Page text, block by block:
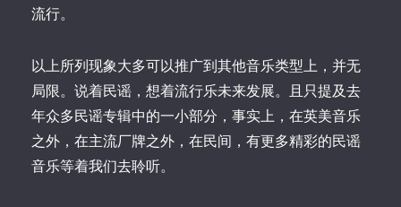
流行。
以上所列现象大多可以推广到其他音乐类型上，并无
局限。说着民谣，想着流行乐未来发展。且只提及去
年众多民谣专辑中的一小部分，事实上，在英美音乐
之外，在主流厂牌之外，在民间，有更多精彩的民谣
音乐等着我们去聆听。